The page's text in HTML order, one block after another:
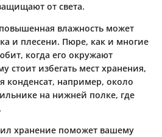
от света.
повышенная влажность может
и плесени. Пюре, как и многие
когда его окружают
стоит избегать мест хранения,
конденсат, например, около
на нижней полке, где
хранение поможет вашему